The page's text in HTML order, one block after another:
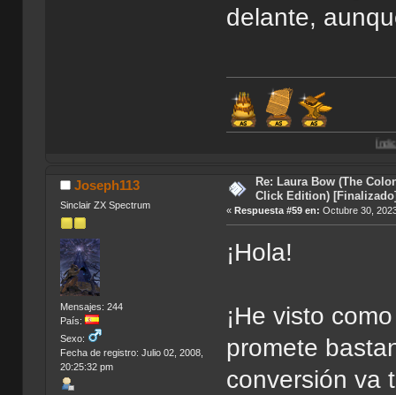
delante,
Índice de
Joseph113
Sinclair ZX Spectrum
Mensajes: 244
País:
Sexo:
Fecha de registro: Julio 02, 2008,
20:25:32 pm
Re: Laura Bow (The
Click Edition)
« Respuesta #59 en: Octubre 30,
¡Hola!
¡He visto
promete
conversión va